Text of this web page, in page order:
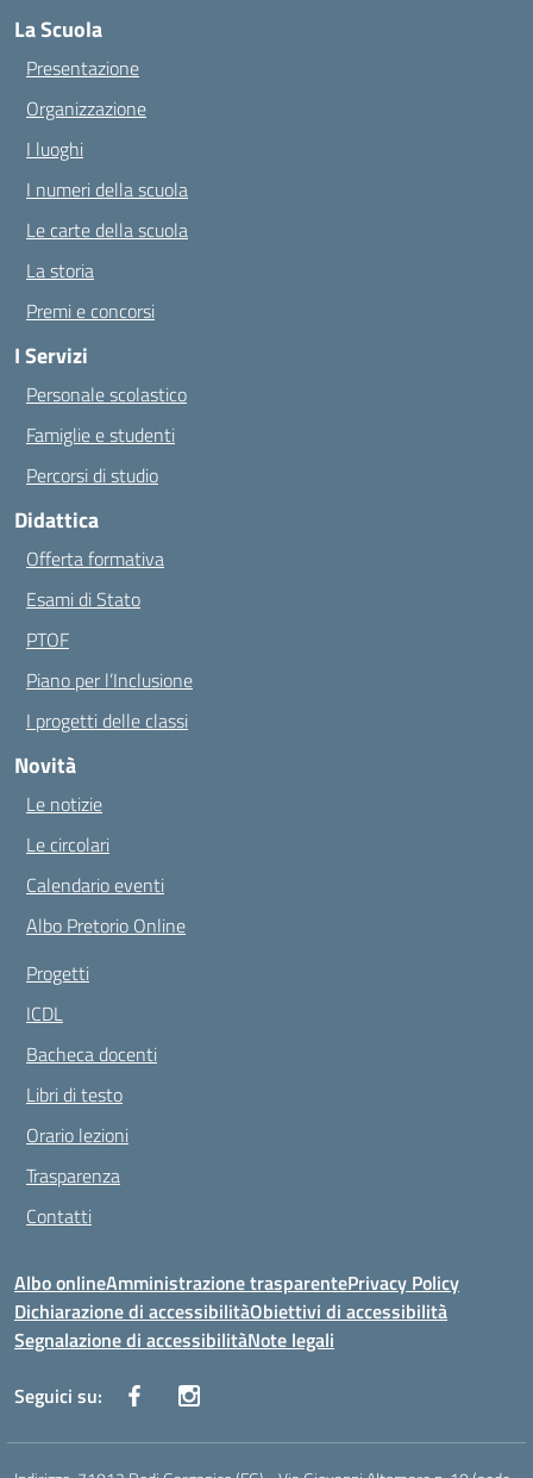
La Scuola
Presentazione
Organizzazione
I luoghi
I numeri della scuola
Le carte della scuola
La storia
Premi e concorsi
I Servizi
Personale scolastico
Famiglie e studenti
Percorsi di studio
Didattica
Offerta formativa
Esami di Stato
PTOF
Piano per l’Inclusione
I progetti delle classi
Novità
Le notizie
Le circolari
Calendario eventi
Albo Pretorio Online
Progetti
ICDL
Bacheca docenti
Libri di testo
Orario lezioni
Trasparenza
Contatti
Albo onlineAmministrazione trasparentePrivacy Policy
Dichiarazione di accessibilitàObiettivi di accessibilità
Segnalazione di accessibilitàNote legali
Seguici su: